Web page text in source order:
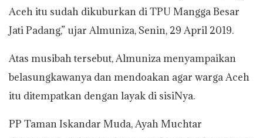
Aceh itu sudah dikuburkan di TPU Mangga Besar
Jati Padang,” ujar Almuniza, Senin, 29 April 2019.
Atas musibah tersebut, Almuniza menyampaikan
belasungkawanya dan mendoakan agar warga Aceh
itu ditempatkan dengan layak di sisiNya.
PP Taman Iskandar Muda, Ayah Muchtar